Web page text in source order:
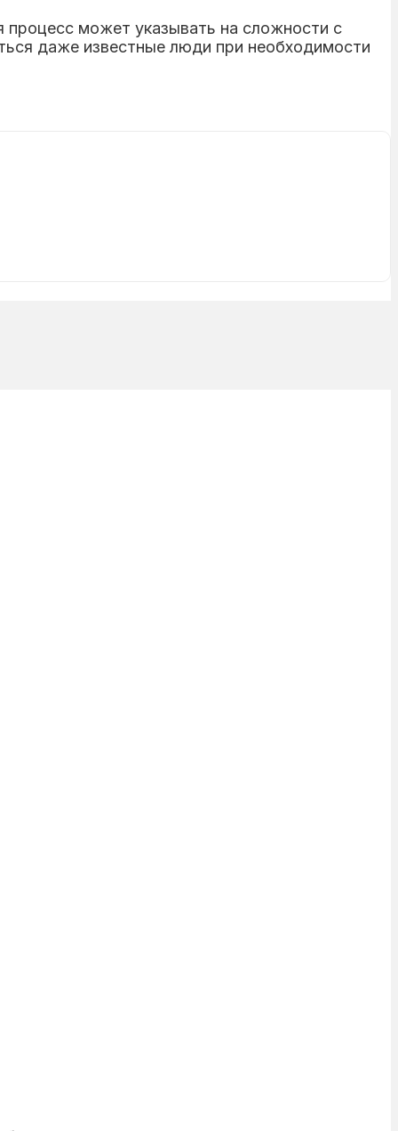
может указывать на сложности с
даже известные люди при необходимости